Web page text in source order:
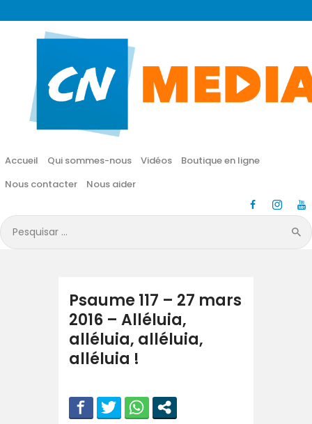
Accueil Qui sommes-nous Vidéos
Boutique en ligne
Nous contacter
Nous aider
Pesquisar
por:
CN MÉDIA
Une vie nouvelle en JESUS !
Accueil
Vidéos
Boutique en ligne
Nous aider
Psaume 117 – 27 mars
2016 – Alléluia,
alléluia, alléluia,
alléluia !